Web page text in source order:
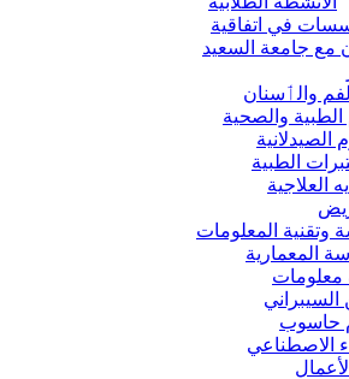
في اتفاقية
مع جامعة السعيد
والٲسنان
الطبية والصحية
الصيدلانية
الطبية
العلاجية
وتقنية المعلومات
المعمارية
معلومات
السيبراني
حاسوب
الاصطناعي